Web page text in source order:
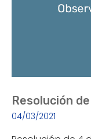
Resolución
04/03/2021